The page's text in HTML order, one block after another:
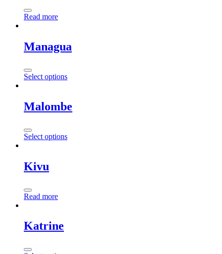
Read more
Managua
Select options
Malombe
Select options
Kivu
Read more
Katrine